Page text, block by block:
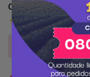
Copo Térmico
4
Produto indisponível!